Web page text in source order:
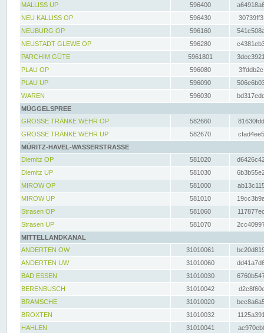
MALLISS UP
596400
NEU KALLISS OP
596430
NEUBURG OP
596160
NEUSTADT GLEWE OP
596280
PARCHIM GÜTE
5961801
PLAU OP
596080
PLAU UP
596090
WAREN
596030
MÜGGELSPREE
GROSSE TRÄNKE WEHR OP
582660
GROSSE TRÄNKE WEHR UP
582670
MÜRITZ-HAVEL-WASSERSTRASSE
Diemitz OP
581020
Diemitz UP
581030
MIROW OP
581000
MIROW UP
581010
Strasen OP
581060
Strasen UP
581070
MITTELLANDKANAL
ANDERTEN OW
31010061
ANDERTEN UW
31010060
BAD ESSEN
31010030
BERENBUSCH
31010042
BRAMSCHE
31010020
BROXTEN
31010032
HAHLEN
31010041